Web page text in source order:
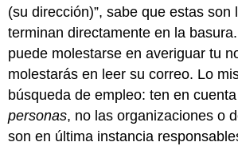
(su dirección)”, sabe que estas son
terminan directamente en la
puede molestarse en averiguar tu
molestarás en leer su correo. Lo
búsqueda de empleo: ten en
personas, no las organizaciones o
son en última instancia